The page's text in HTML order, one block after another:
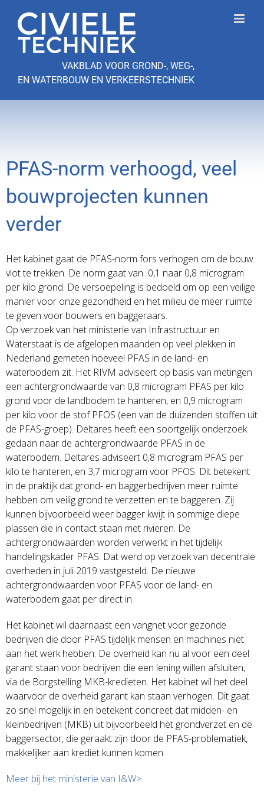
naar
inhoud
VAKBLAD VOOR GROND-, WEG-,
EN WATERBOUW EN VERKEERSTECHNIEK
PFAS-norm verhoogd, veel
bouwprojecten kunnen
verder
Het kabinet gaat de PFAS-norm fors verhogen om de bouw
vlot te trekken. De norm gaat van 0,1 naar 0,8 microgram
per kilo grond. De versoepeling is bedoeld om op een veilige
manier voor onze gezondheid en het milieu de meer ruimte
te geven voor bouwers en baggeraars.
Op verzoek van het ministerie van Infrastructuur en
Waterstaat is de afgelopen maanden op veel plekken in
Nederland gemeten hoeveel PFAS in de land- en
waterbodem zit. Het RIVM adviseert op basis van metingen
een achtergrondwaarde van 0,8 microgram PFAS per kilo
grond voor de landbodem te hanteren, en 0,9 microgram
per kilo voor de stof PFOS (een van de duizenden stoffen uit
de PFAS-groep). Deltares heeft een soortgelijk onderzoek
gedaan naar de achtergrondwaarde PFAS in de
waterbodem. Deltares adviseert 0,8 microgram PFAS per
kilo te hanteren, en 3,7 microgram voor PFOS. Dit betekent
in de praktijk dat grond- en baggerbedrijven meer ruimte
hebben om veilig grond te verzetten en te baggeren. Zij
kunnen bijvoorbeeld weer bagger kwijt in sommige diepe
plassen die in contact staan met rivieren. De
achtergrondwaarden worden verwerkt in het tijdelijk
handelingskader PFAS. Dat werd op verzoek van decentrale
overheden in juli 2019 vastgesteld. De nieuwe
achtergrondwaarden voor PFAS voor de land- en
waterbodem gaat per direct in.
Het kabinet wil daarnaast een vangnet voor gezonde
bedrijven die door PFAS tijdelijk mensen en machines niet
aan het werk hebben. De overheid kan nu al voor een deel
garant staan voor bedrijven die een lening willen afsluiten,
via de Borgstelling MKB-kredieten. Het kabinet wil het deel
waarvoor de overheid garant kan staan verhogen. Dit gaat
zo snel mogelijk in en betekent concreet dat midden- en
kleinbedrijven (MKB) uit bijvoorbeeld het grondverzet en de
baggersector, die geraakt zijn door de PFAS-problematiek,
makkelijker aan krediet kunnen komen.
Meer bij het ministerie van I&W>